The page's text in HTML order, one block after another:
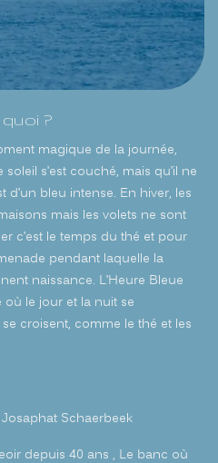
?
magique de la journée,
s’est couché, mais qu’il ne
bleu intense. En hiver, les
mais les volets ne sont
c’est le temps du thé et pour
pendant laquelle la
naissance. L’Heure Bleue
où le jour et la nuit se
croisent, comme le thé et les
Schaerbeek
depuis 40 ans , Le banc où